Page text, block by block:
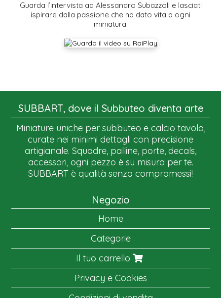
Guarda l’intervista ad Alessandro Subazzoli e lasciati
ispirare dalla passione che ha dato vita a ogni
miniatura.
SUBBART, dove il Subbuteo diventa arte
Miniature uniche per subbuteo e calcio tavolo,
curate nei minimi dettagli con precisione
artigianale. Squadre, palline, porte, decals,
accessori, ogni pezzo è su misura per te.
SUBBART è qualità senza compromessi!
Negozio
Home
Categorie
Il tuo carrello
Privacy e Cookies